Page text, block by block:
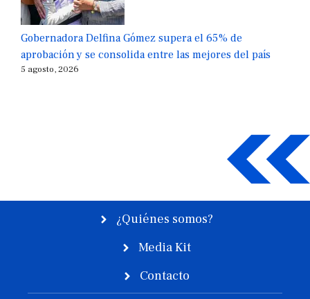
Gobernadora Delfina Gómez supera el 65% de
aprobación y se consolida entre las mejores del país
5 agosto, 2026
¿Quiénes somos?
Media Kit
Contacto